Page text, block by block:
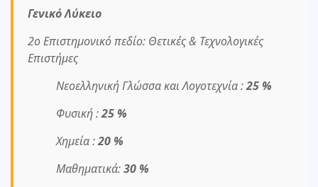
Γενικό Λύκειο
2ο Επιστημονικό πεδίο: Θετικές & Τεχνολογικές
Επιστήμες
Νεοελληνική Γλώσσα και Λογοτεχνία :25 %
Φυσική :25 %
Χημεία :20 %
Μαθηματικά:30 %